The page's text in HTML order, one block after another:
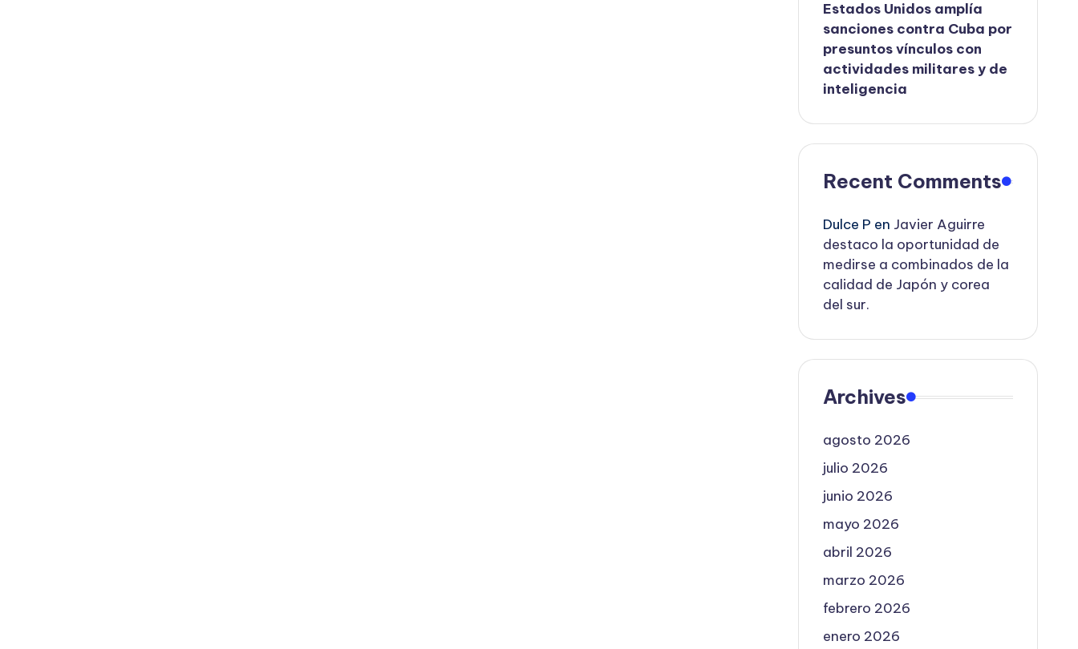
Estados Unidos amplía
sanciones contra Cuba por
presuntos vínculos con
actividades militares y de
inteligencia
Recent Comments
Dulce P en Javier Aguirre
destaco la oportunidad de
medirse a combinados de la
calidad de Japón y corea
del sur.
Archives
agosto 2026
julio 2026
junio 2026
mayo 2026
abril 2026
marzo 2026
febrero 2026
enero 2026